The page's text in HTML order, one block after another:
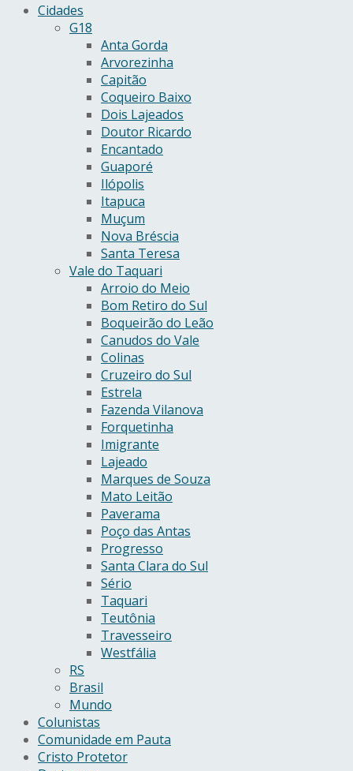
Cidades
G18
Anta Gorda
Arvorezinha
Capitão
Coqueiro Baixo
Dois Lajeados
Doutor Ricardo
Encantado
Guaporé
Ilópolis
Itapuca
Muçum
Nova Bréscia
Santa Teresa
Vale do Taquari
Arroio do Meio
Bom Retiro do Sul
Boqueirão do Leão
Canudos do Vale
Colinas
Cruzeiro do Sul
Estrela
Fazenda Vilanova
Forquetinha
Imigrante
Lajeado
Marques de Souza
Mato Leitão
Paverama
Poço das Antas
Progresso
Santa Clara do Sul
Sério
Taquari
Teutônia
Travesseiro
Westfália
RS
Brasil
Mundo
Colunistas
Comunidade em Pauta
Cristo Protetor